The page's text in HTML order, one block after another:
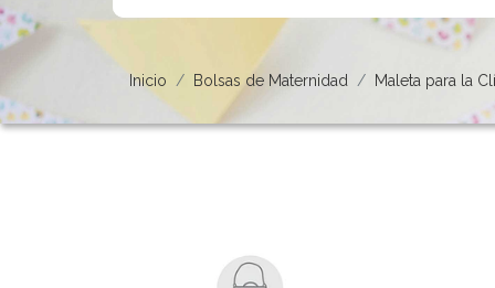
Inicio Bolsas de Maternidad Maleta para la